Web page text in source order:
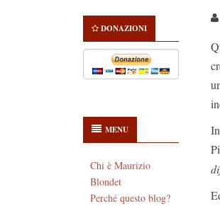
DONAZIONI
MENU
Chi è Maurizio
Blondet
Perché questo blog?